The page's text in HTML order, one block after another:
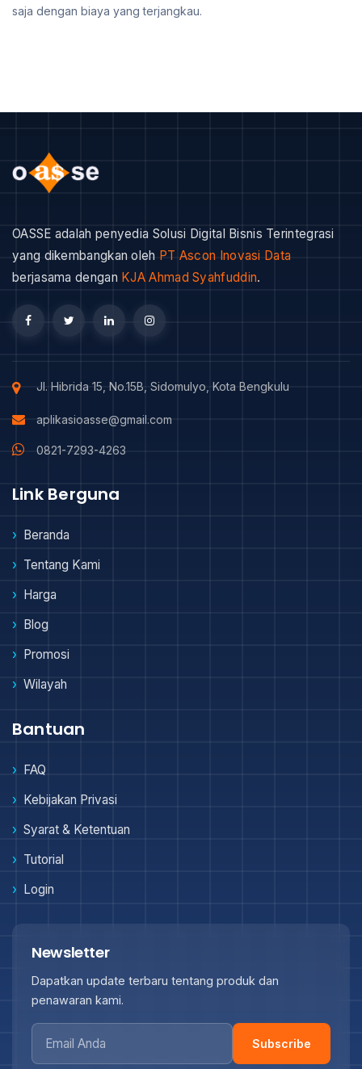
saja dengan biaya yang terjangkau.
OASSE adalah penyedia Solusi Digital Bisnis Terintegrasi
yang dikembangkan oleh PT Ascon Inovasi Data
berjasama dengan KJA Ahmad Syahfuddin.
Jl. Hibrida 15, No.15B, Sidomulyo, Kota Bengkulu
aplikasioasse@gmail.com
0821-7293-4263
Link Berguna
Beranda
Tentang Kami
Harga
Blog
Promosi
Wilayah
Bantuan
FAQ
Kebijakan Privasi
Syarat & Ketentuan
Tutorial
Login
Newsletter
Dapatkan update terbaru tentang produk dan
penawaran kami.
Subscribe